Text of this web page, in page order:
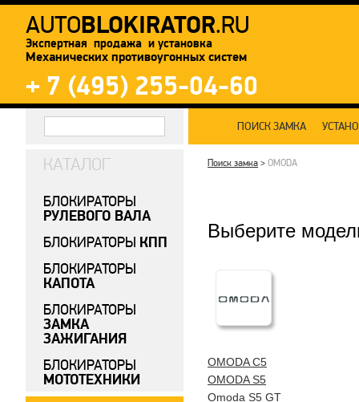
AUTOBLOKIRATOR.RU
Экспертная продажа и установка
Механических противоугонных систем
+ 7 (495) 255-04-60
ПОИСК ЗАМКА
Поиск замка > OMODA
Выберите
OMODA C5
OMODA S5
Omoda S5 GT
КАТАЛОГ
БЛОКИРАТОРЫ
РУЛЕВОГО ВАЛА
БЛОКИРАТОРЫ КПП
БЛОКИРАТОРЫ
КАПОТА
БЛОКИРАТОРЫ
ЗАМКА
ЗАЖИГАНИЯ
БЛОКИРАТОРЫ
МОТОТЕХНИКИ